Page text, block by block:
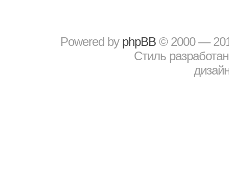
Powered by рhрBВ © 2000 —
Стиль